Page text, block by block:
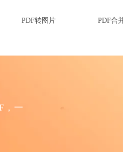
PDF转图片 PDF合
，一